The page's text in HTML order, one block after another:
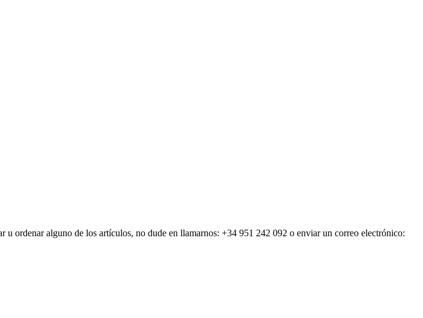
u ordenar alguno de los artículos, no dude en llamarnos: +34 951 242 092 o enviar un correo electrónico: